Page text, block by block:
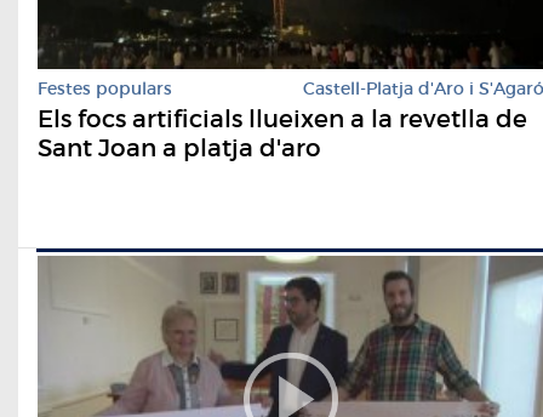
Festes populars Castell-Platja d'Aro i S'Agaró
Els focs artificials llueixen a la revetlla de
Sant Joan a platja d'aro